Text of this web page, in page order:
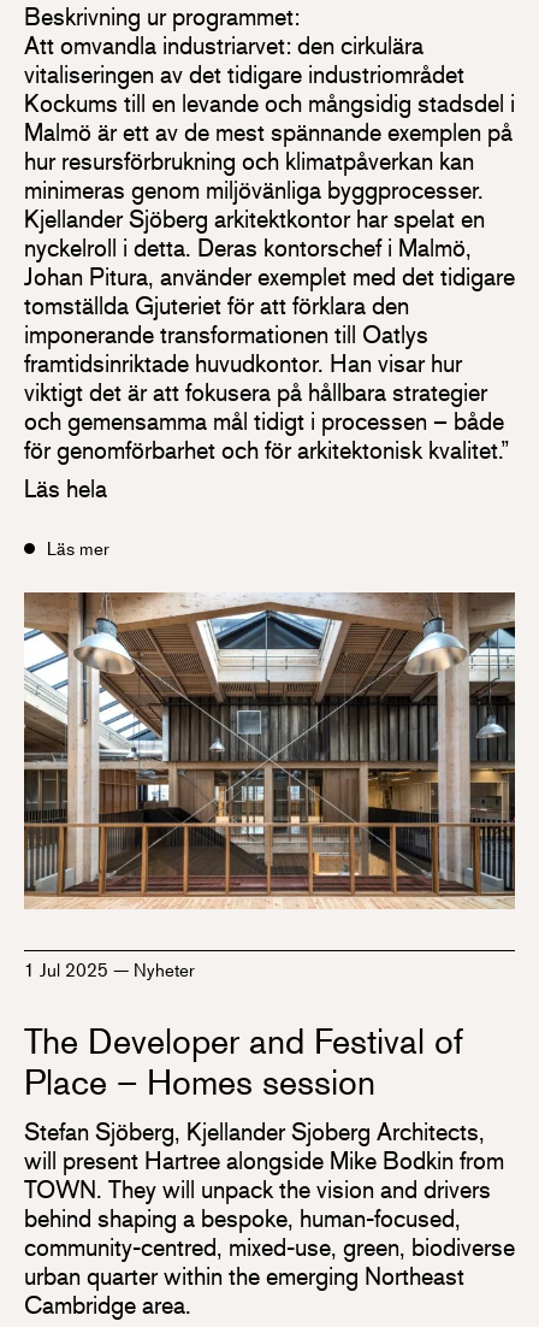
Beskrivning ur programmet:
Att omvandla industriarvet: den cirkulära
vitaliseringen av det tidigare industriområdet
Kockums till en levande och mångsidig stadsdel i
Malmö är ett av de mest spännande exemplen på
hur resursförbrukning och klimatpåverkan kan
minimeras genom miljövänliga byggprocesser.
Kjellander Sjöberg arkitektkontor har spelat en
nyckelroll i detta. Deras kontorschef i Malmö,
Johan Pitura, använder exemplet med det tidigare
tomställda Gjuteriet för att förklara den
imponerande transformationen till Oatlys
framtidsinriktade huvudkontor. Han visar hur
viktigt det är att fokusera på hållbara strategier
och gemensamma mål tidigt i processen – både
för genomförbarhet och för arkitektonisk kvalitet.”
Läs hela
Läs mer
1 Jul 2025 — Nyheter
The Developer and Festival of
Place – Homes session
Stefan Sjöberg, Kjellander Sjoberg Architects,
will present Hartree alongside Mike Bodkin from
TOWN. They will unpack the vision and drivers
behind shaping a bespoke, human-focused,
community-centred, mixed-use, green, biodiverse
urban quarter within the emerging Northeast
Cambridge area.